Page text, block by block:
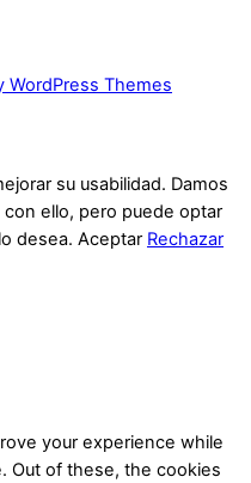
WordPress Themes
su usabilidad. Damos
ello, pero puede optar
desea. Aceptar Rechazar
your experience while
Out of these, the cookies